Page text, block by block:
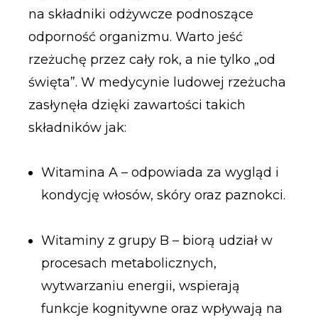
na składniki odżywcze podnoszące
odporność organizmu. Warto jeść
rzeżuchę przez cały rok, a nie tylko „od
święta”. W medycynie ludowej rzeżucha
zasłynęła dzięki zawartości takich
składników jak:
Witamina A – odpowiada za wygląd i
kondycję włosów, skóry oraz paznokci.
Witaminy z grupy B – biorą udział w
procesach metabolicznych,
wytwarzaniu energii, wspierają
funkcje kognitywne oraz wpływają na